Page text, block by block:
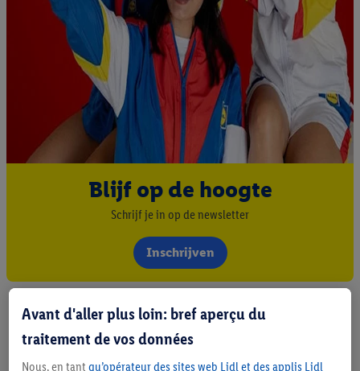
Blijf op de hoogte
Schrijf je in op de newsletter
Inschrijven
Avant d'aller plus loin: bref aperçu du
traitement de vos données
Nous, en tant qu’opérateur des sites web Lidl et des applis Lidl